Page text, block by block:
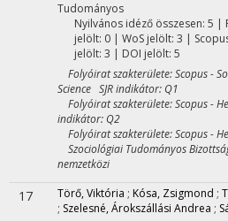
Tudományos
Nyilvános idéző összesen: 5 |
jelölt: 0 | WoS jelölt: 3 |
jelölt: 3 | DOI jelölt: 5
Folyóirat szakterülete: Scopus -
Science SJR indikátor: Q1
Folyóirat szakterülete: Scopus -
indikátor: Q2
Folyóirat szakterülete: Scopus -
Szociológiai Tudományos
nemzetközi
17 Törő, Viktória ; Kósa, Zsigmond ;
; Szelesné, Árokszállási Andrea ;